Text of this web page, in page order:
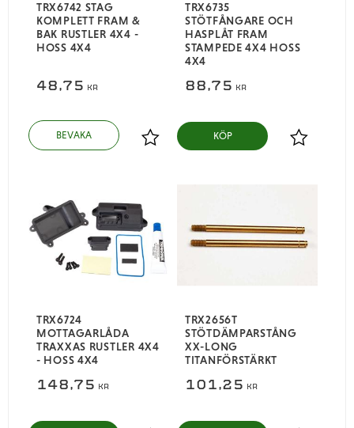
TRX6742 STAG
KOMPLETT FRAM &
BAK RUSTLER 4X4 -
HOSS 4X4
48,75 KR
Lägg till i favoriter
TRX6735
STÖTFÅNGARE OCH
HASPLÅT FRAM
STAMPEDE 4X4 HOSS
4X4
88,75 KR
Lägg till i
KÖP
TRX6724
MOTTAGARLÅDA
TRAXXAS RUSTLER 4X4
- HOSS 4X4
148,75 KR
TRX2656T
STÖTDÄMPARSTÅNG
XX-LONG
TITANFÖRSTÄRKT
101,25 KR